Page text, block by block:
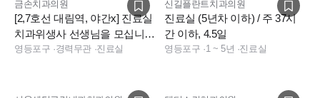
금손치과의원
[2,7호선 대림역, 야간x] 진료실
치과위생사 선생님을 모십니
다.
영등포구 ·경력무관 ·진료실
신길플란트치과의원
진료실 (5년차 이하) / 주 37시
간 이하, 4.5일
영등포구 ·1 ~ 5년 ·진료실